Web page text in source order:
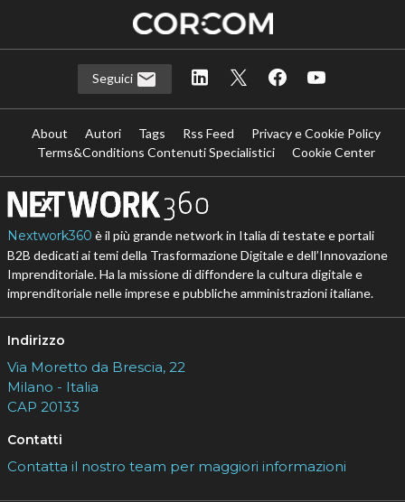
Seguici
About Autori Tags Rss Feed
Privacy e Cookie Policy
Terms&Conditions Contenuti Specialistici
Cookie Center
Nextwork360 è il più grande network in Italia di testate e portali
B2B dedicati ai temi della Trasformazione Digitale e dell’Innovazione
Imprenditoriale. Ha la missione di diffondere la cultura digitale e
imprenditoriale nelle imprese e pubbliche amministrazioni italiane.
Indirizzo
Via Moretto da Brescia, 22
Milano - Italia
CAP 20133
Contatti
Contatta il nostro team per maggiori informazioni